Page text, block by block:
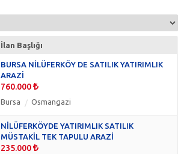
İlan Başlığı
BURSA NİLÜFERKÖY DE SATILIK YATIRIMLIK
ARAZİ
760.000
Bursa Osmangazi
NİLÜFERKÖYDE YATIRIMLIK SATILIK
MÜSTAKİL TEK TAPULU ARAZİ
235.000